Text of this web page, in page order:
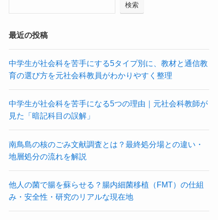
検索
最近の投稿
中学生が社会科を苦手にする5タイプ別に、教材と通信教
育の選び方を元社会科教員がわかりやすく整理
中学生が社会科を苦手になる5つの理由｜元社会科教師が
見た「暗記科目の誤解」
南鳥島の核のごみ文献調査とは？最終処分場との違い・
地層処分の流れを解説
他人の菌で腸を蘇らせる？腸内細菌移植（FMT）の仕組
み・安全性・研究のリアルな現在地